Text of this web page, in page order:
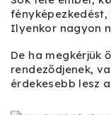
Ilyenkor nagyon
De ha megkérjük
rendeződjenek,
érdekesebb lesz